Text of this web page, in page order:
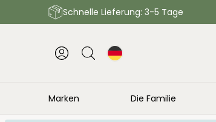
Schnelle Lieferung: 3-5 Tage
Marken Die Familie